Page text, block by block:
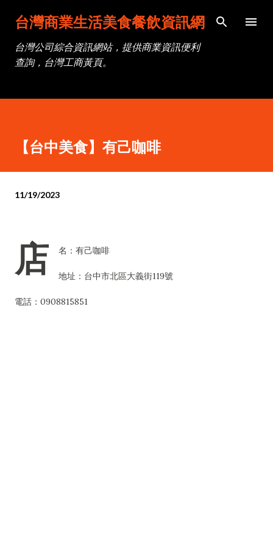
跳到主要內容
台灣商業生活美食餐飲資訊網
台灣公司綜合資訊網站，提供商業資訊便利
查詢，台灣工商黃頁。
【台中美食】有己咖啡
11/19/2023
店 名：有己咖啡
地址：台中市北區大義街119號
電話：0908815851